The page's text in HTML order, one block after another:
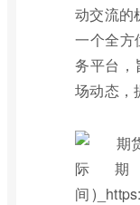
动交流的
一个全方
务平台，
场动态，